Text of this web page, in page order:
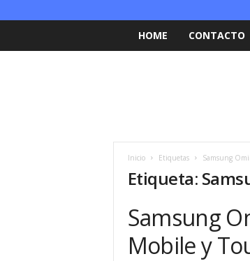
HOME CONTACTO
Inicio Etiquetas Samsung
Etiqueta:
Samsung
Mobile y